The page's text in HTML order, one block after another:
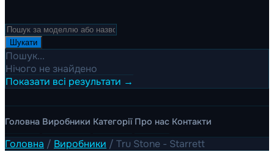
Шукати
Пошук...
Нічого не знайдено
Показати всі результати →
Головна Виробники Категорії Про нас Контакти
Головна / Виробники / Tru Stone - Starrett